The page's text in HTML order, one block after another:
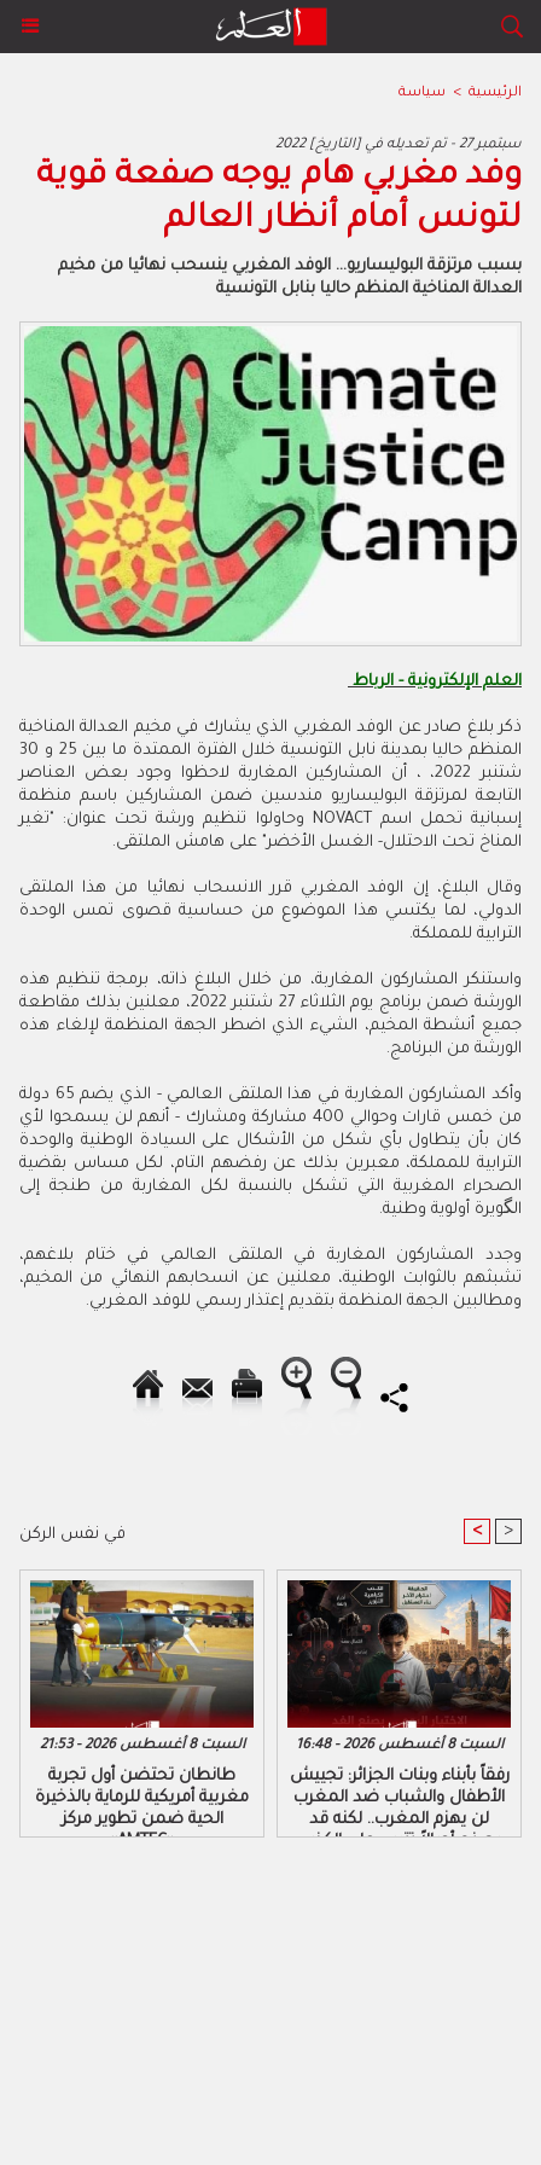
الرئيسية > سياسة
2022 سبتمبر 27 - تم تعديله في [التاريخ]
وفد مغربي هام يوجه صفعة قوية
لتونس أمام أنظار العالم
بسبب مرتزقة البوليساريو... الوفد المغربي ينسحب نهائيا من مخيم
العدالة المناخية المنظم حاليا بنابل التونسية
العلم الإلكترونية - الرباط
ذكر بلاغ صادر عن الوفد المغربي الذي يشارك في مخيم العدالة المناخية
المنظم حاليا بمدينة نابل التونسية خلال الفترة الممتدة ما بين 25 و 30
شتنبر 2022، ، أن المشاركين المغاربة لاحظوا وجود بعض العناصر
التابعة لمرتزقة البوليساريو مندسين ضمن المشاركين باسم منظمة
إسبانية تحمل اسم NOVACT وحاولوا تنظيم ورشة تحت عنوان: "تغير
المناخ تحت الاحتلال- الغسل الأخضر" على هامش الملتقى.
وقال البلاغ، إن الوفد المغربي قرر الانسحاب نهائيا من هذا الملتقى
الدولي، لما يكتسي هذا الموضوع من حساسية قصوى تمس الوحدة
الترابية للمملكة.
واستنكر المشاركون المغاربة، من خلال البلاغ ذاته، برمجة تنظيم هذه
الورشة ضمن برنامج يوم الثلاثاء 27 شتنبر 2022، معلنين بذلك مقاطعة
جميع أنشطة المخيم، الشيء الذي اضطر الجهة المنظمة لإلغاء هذه
الورشة من البرنامج.
وأكد المشاركون المغاربة في هذا الملتقى العالمي - الذي يضم 65 دولة
من خمس قارات وحوالي 400 مشاركة ومشارك - أنهم لن يسمحوا لأي
كان بأن يتطاول بأي شكل من الأشكال على السيادة الوطنية والوحدة
الترابية للمملكة، معبرين بذلك عن رفضهم التام، لكل مساس بقضية
الصحراء المغربية التي تشكل بالنسبة لكل المغاربة من طنجة إلى
الگويرة أولوية وطنية.
وجدد المشاركون المغاربة في الملتقى العالمي في ختام بلاغهم،
تشبثهم بالثوابت الوطنية، معلنين عن انسحابهم النهائي من المخيم،
ومطالبين الجهة المنظمة بتقديم إعتذار رسمي للوفد المغربي.
في نفس الركن < >
السبت 8 أغسطس 2026 - 21:53
طانطان تحتضن أول تجربة
مغربية أمريكية للرماية بالذخيرة
الحية ضمن تطوير مركز
«AMTEC»
السبت 8 أغسطس 2026 - 16:48
رفقاً بأبناء وبنات الجزائر: تجييش
الأطفال والشباب ضد المغرب
لن يهزم المغرب.. لكنه قد
يصنع أجيالاً تتربى على الكذب